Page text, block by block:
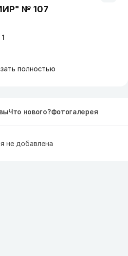
№ 107
полностью
Что нового?Фотогалерея
не добавлена